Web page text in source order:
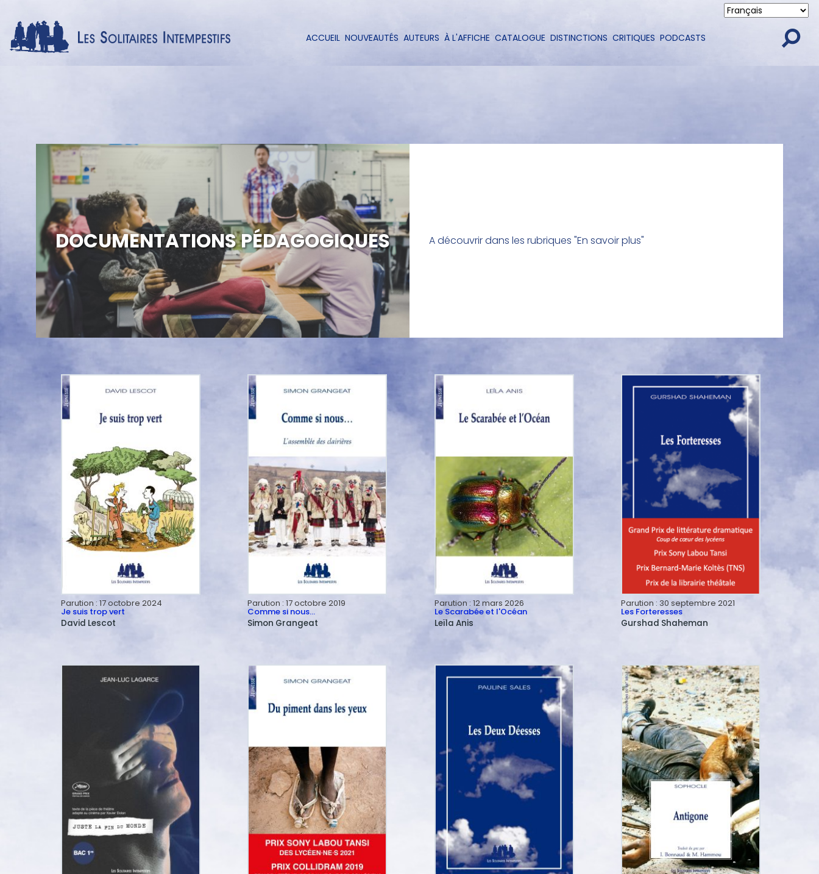
contenu
Navigation
ACCUEIL NOUVEAUTÉS AUTEURS À L'AFFICHE CATALOGUE DISTINCTIONS CRITIQUES PODCASTS
Image
DOCUMENTATIONS PÉDAGOGIQUES A découvrir dans les rubriques "En savoir plus"
Parution : 17 octobre 2024
Je suis trop vert
David Lescot
Parution :17 octobre 2019
Comme si nous…
Simon Grangeat
Parution : 12 mars 2026
Le Scarabée et l'Océan
Leïla Anis
Parution : 30 septembre 2021
Les Forteresses
Gurshad Shaheman